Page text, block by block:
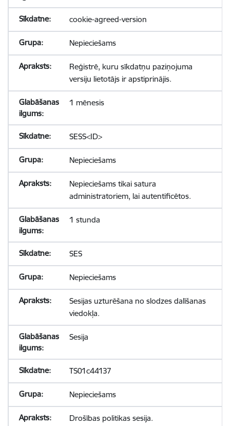
cookie-agreed-version
Nepieciešams
Reģistrē, kuru sīkdatņu paziņojuma
versiju lietotājs ir apstiprinājis.
1 mēnesis
SESS<ID>
Nepieciešams
Nepieciešams tikai satura
administratoriem, lai autentificētos.
1 stunda
SES
Nepieciešams
Sesijas uzturēšana no slodzes dalīšanas
viedokļa.
Sesija
TS01c44137
Nepieciešams
Drošības politikas sesija.